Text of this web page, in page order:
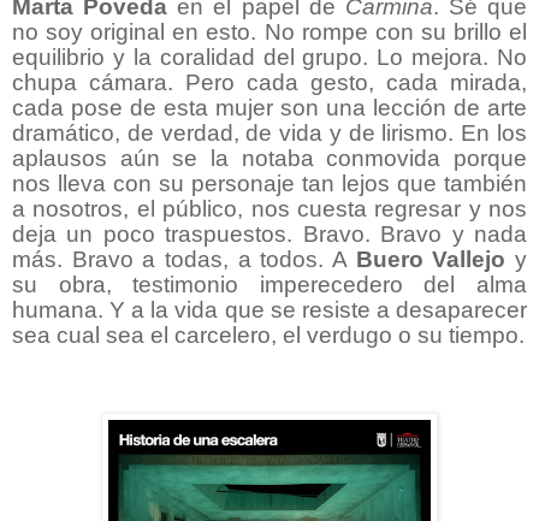
Marta Poveda en el papel de Carmina. Sé que
no soy original en esto. No rompe con su brillo el
equilibrio y la coralidad del grupo. Lo mejora. No
chupa cámara. Pero cada gesto, cada mirada,
cada pose de esta mujer son una lección de arte
dramático, de verdad, de vida y de lirismo. En los
aplausos aún se la notaba conmovida porque
nos lleva con su personaje tan lejos que también
a nosotros, el público, nos cuesta regresar y nos
deja un poco traspuestos. Bravo. Bravo y nada
más. Bravo a todas, a todos. A Buero Vallejo y
su obra, testimonio imperecedero del alma
humana. Y a la vida que se resiste a desaparecer
sea cual sea el carcelero, el verdugo o su tiempo.